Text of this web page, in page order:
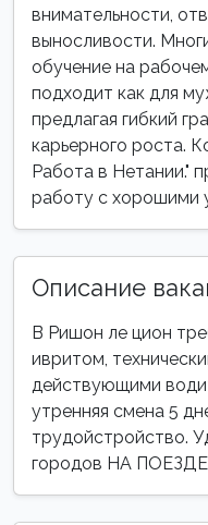
внимательности,
выносливости.
обучение на
подходит как для
предлагая гибкий
карьерного роста.
Работа в Нетании."
работу с хорошими
Описание
В Ришон ле цион
ивритом,
действующими
утренняя смена 5
трудойстройство.
городов НА ПОЕЗДЕ